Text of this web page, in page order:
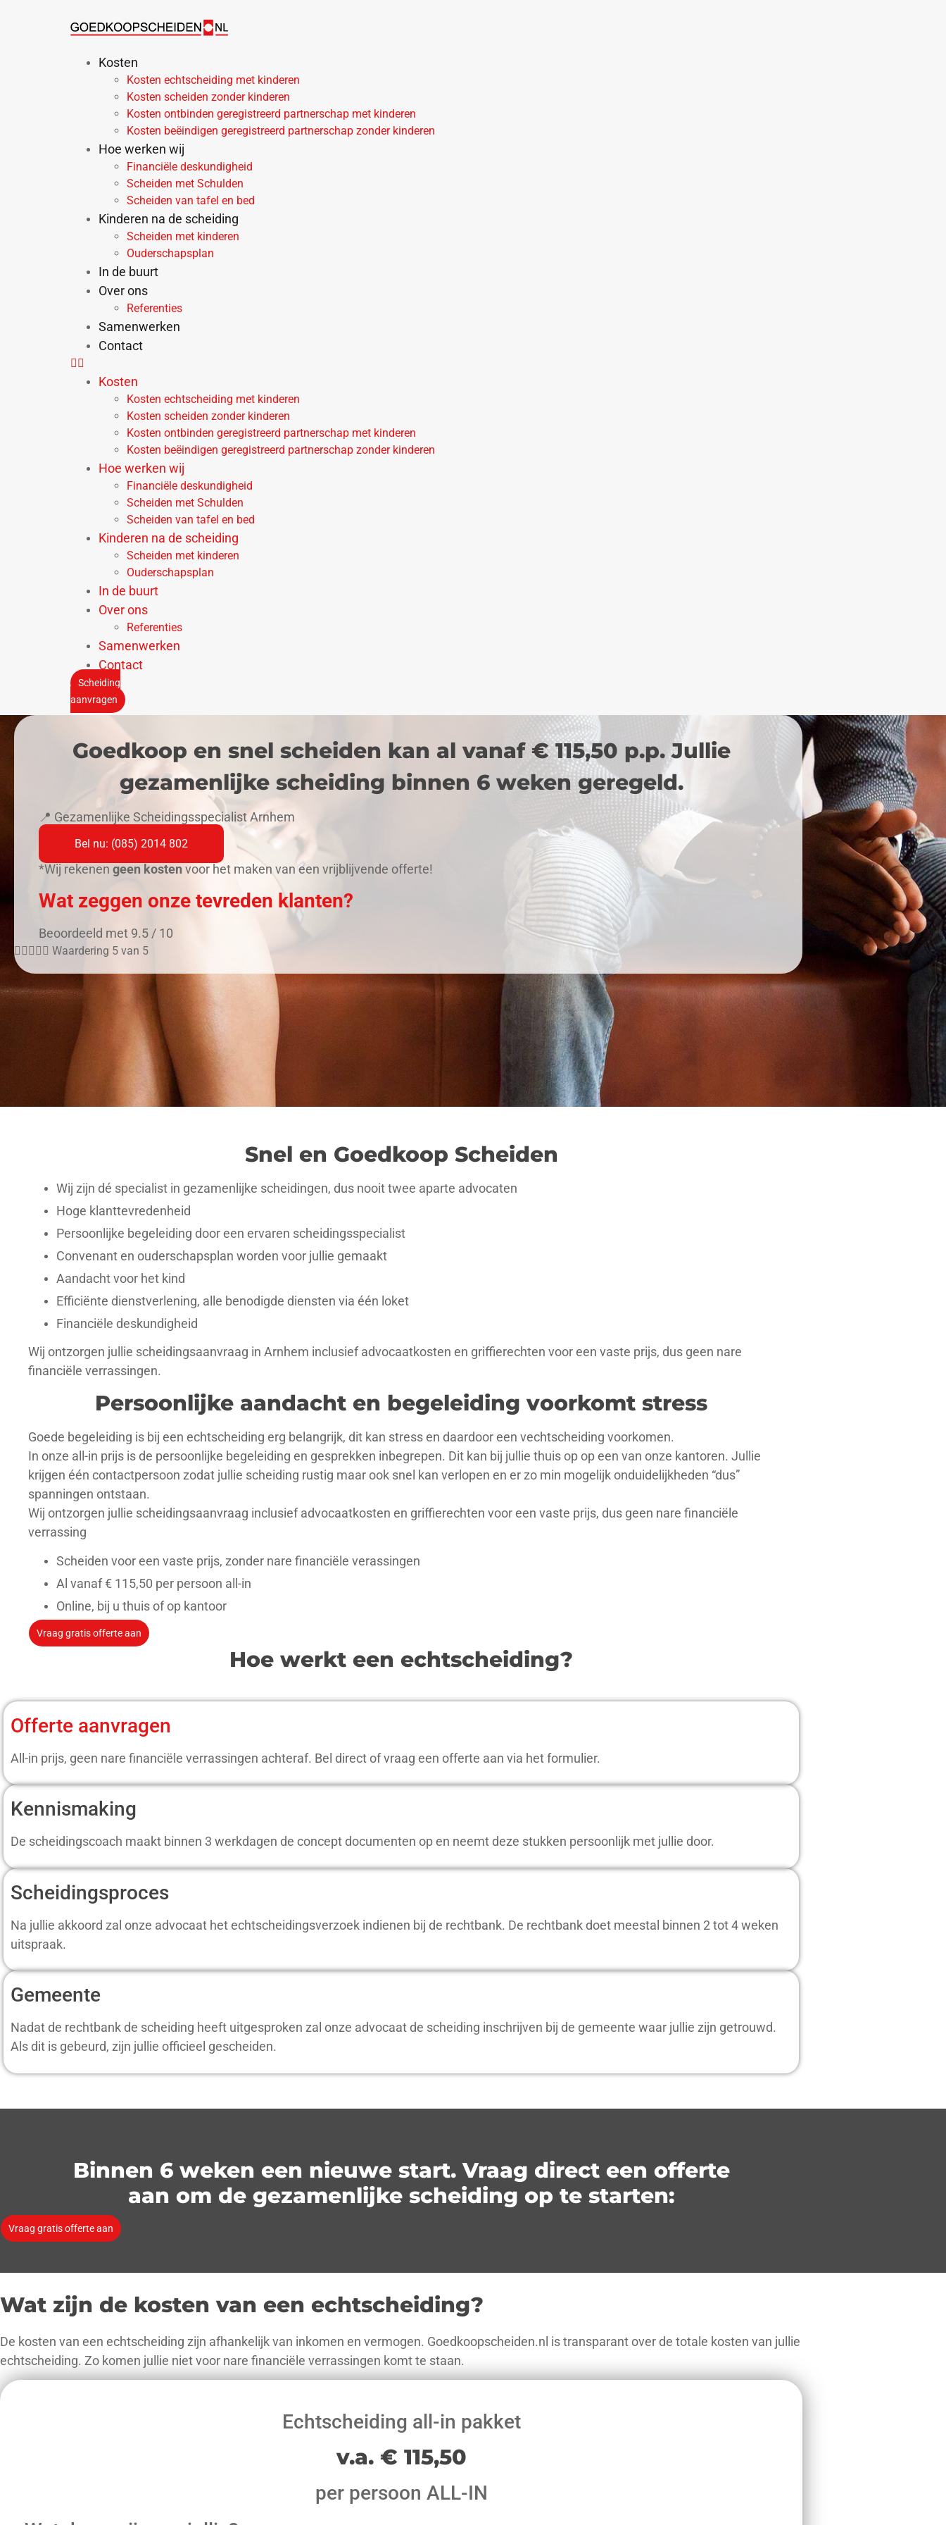
Kosten
Kosten echtscheiding met kinderen
Kosten scheiden zonder kinderen
Kosten ontbinden geregistreerd partnerschap met kinderen
Kosten beëindigen geregistreerd partnerschap zonder kinderen
Hoe werken wij
Financiële deskundigheid
Scheiden met Schulden
Scheiden van tafel en bed
Kinderen na de scheiding
Scheiden met kinderen
Ouderschapsplan
In de buurt
Over ons
Referenties
Samenwerken
Contact
Kosten
Kosten echtscheiding met kinderen
Kosten scheiden zonder kinderen
Kosten ontbinden geregistreerd partnerschap met kinderen
Kosten beëindigen geregistreerd partnerschap zonder kinderen
Hoe werken wij
Financiële deskundigheid
Scheiden met Schulden
Scheiden van tafel en bed
Kinderen na de scheiding
Scheiden met kinderen
Ouderschapsplan
In de buurt
Over ons
Referenties
Samenwerken
Contact
Scheiding
aanvragen
Goedkoop en snel scheiden kan al vanaf € 115,50 p.p. Jullie
gezamenlijke scheiding binnen 6 weken geregeld.
📍 Gezamenlijke Scheidingsspecialist Arnhem
Bel nu: (085) 2014 802
*Wij rekenen geen kosten voor het maken van een vrijblijvende offerte!
Wat zeggen onze tevreden klanten?
Beoordeeld met 9.5 / 10
 Waardering 5 van 5
Snel en Goedkoop Scheiden
Wij zijn dé specialist in gezamenlijke scheidingen, dus nooit twee aparte advocaten
Hoge klanttevredenheid
Persoonlijke begeleiding door een ervaren scheidingsspecialist
Convenant en ouderschapsplan worden voor jullie gemaakt​
Aandacht voor het kind
Efficiënte dienstverlening, alle benodigde diensten via één loket
Financiële deskundigheid
Wij ontzorgen jullie scheidingsaanvraag in Arnhem inclusief advocaatkosten en griffierechten voor een vaste prijs, dus geen nare
financiële verrassingen.
Persoonlijke aandacht en begeleiding voorkomt stress
Goede begeleiding is bij een echtscheiding erg belangrijk, dit kan stress en daardoor een vechtscheiding voorkomen.
In onze all-in prijs is de persoonlijke begeleiding en gesprekken inbegrepen. Dit kan bij jullie thuis op op een van onze kantoren. Jullie
krijgen één contactpersoon zodat jullie scheiding rustig maar ook snel kan verlopen en er zo min mogelijk onduidelijkheden “dus”
spanningen ontstaan.
Wij ontzorgen jullie scheidingsaanvraag inclusief advocaatkosten en griffierechten voor een vaste prijs, dus geen nare financiële
verrassing
Scheiden voor een vaste prijs, zonder nare financiële verassingen
Al vanaf € 115,50 per persoon all-in
Online, bij u thuis of op kantoor
Vraag gratis offerte aan
Hoe werkt een echtscheiding?
Offerte aanvragen
All-in prijs, geen nare financiële verrassingen achteraf. Bel direct of vraag een offerte aan via het formulier.
Kennismaking
De scheidingscoach maakt binnen 3 werkdagen de concept documenten op en neemt deze stukken persoonlijk met jullie door.
Scheidingsproces
Na jullie akkoord zal onze advocaat het echtscheidingsverzoek indienen bij de rechtbank. De rechtbank doet meestal binnen 2 tot 4 weken
uitspraak.
Gemeente
Nadat de rechtbank de scheiding heeft uitgesproken zal onze advocaat de scheiding inschrijven bij de gemeente waar jullie zijn getrouwd.
Als dit is gebeurd, zijn jullie officieel gescheiden.
Binnen 6 weken een nieuwe start. Vraag direct een offerte
aan om de gezamenlijke scheiding op te starten:
Vraag gratis offerte aan
Wat zijn de kosten van een echtscheiding?
De kosten van een echtscheiding zijn afhankelijk van inkomen en vermogen. Goedkoopscheiden.nl is transparant over de totale kosten van jullie
echtscheiding. Zo komen jullie niet voor nare financiële verrassingen komt te staan.
Echtscheiding all-in pakket
v.a. € 115,50
per persoon ALL-IN